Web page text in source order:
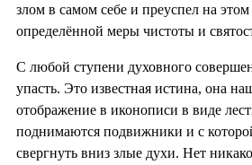
злом в самом себе и преуспел на
определённой меры чистоты и
С любой ступени духовного
упасть. Это известная истина, она
отображение в иконописи в виде
поднимаются подвижники и с
свергнуть вниз злые духи. Нет